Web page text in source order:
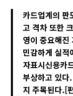
카드업계의 판
고 격차 또한
영이 중요해진
민감하게 실적
자표시신용카
부상하고 있다
지 주목된다.[